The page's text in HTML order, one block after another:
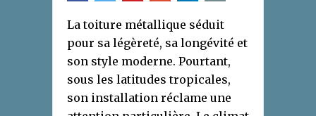
La toiture métallique séduit
pour sa légèreté, sa longévité et
son style moderne. Pourtant,
sous les latitudes tropicales,
son installation réclame une